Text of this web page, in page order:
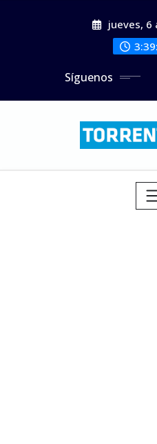
jueves, 6
Síguenos